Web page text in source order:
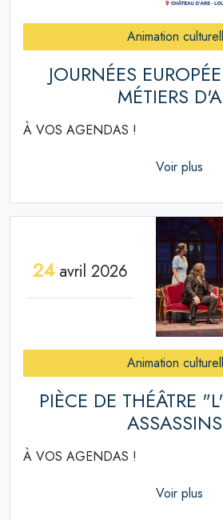
Animation
JOURNÉES
MÉTIERS
À VOS AGENDAS !
Voir plus
24avril 2026
Animation
PIÈCE DE THÉÂTRE
À VOS AGENDAS !
Voir plus